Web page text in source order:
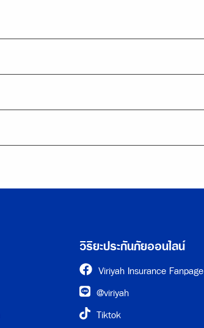
วิริยะประกันภัยออนไลน์
Viriyah Insurance Fanpage
@viriyah
Tiktok